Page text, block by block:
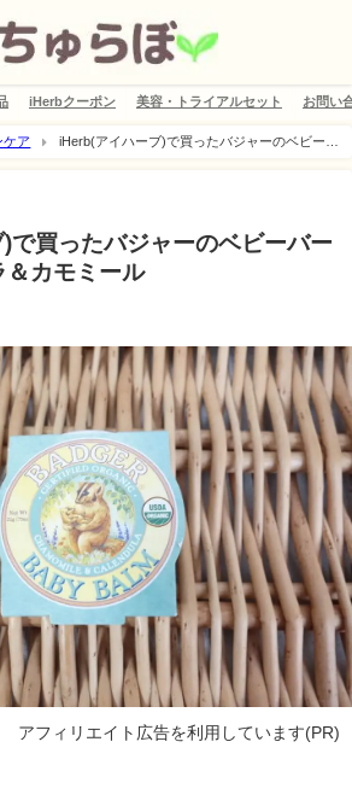
iHerbクーポン 美容・トライアルセット お問い
ケア
iHerb(アイハーブ)で買ったバジャーのベビーバ
で買ったバジャーのベビーバー
＆カモミール
アフィリエイト広告を利用しています(PR)